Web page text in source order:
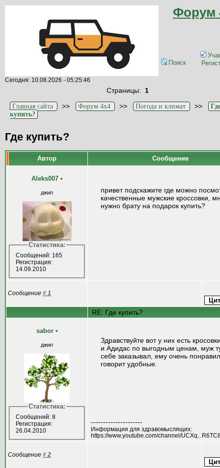
Форум
Поиск
Сегодня: 10.08.2026 - 05:25:46
Страницы: 1
Главная сайта >> Форум 4x4 >> Погода и климат >>
купить?
Где купить?
Автор Сообщение
Aleks007 •
джип
Статистика:
Сообщений: 165
Регистрация:
14.09.2010
привет подскажите где можно
качественные мужские кроссовки,
нужно брату на подарок купить?
Сообщение # 1
RE: Где купить?
sabor •
джип
Статистика:
Сообщений: 8
Регистрация:
26.04.2010
Здравствуйте вот у них есть
и Адидас по выгодным ценам, муж
себе заказывал, ему очень
говорит удобные.
---------------------
Информация для здравомыслящих:
https://www.youtube.com/channel/
Сообщение # 2